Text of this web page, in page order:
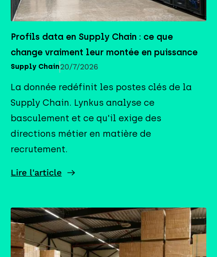
Profils data en Supply Chain : ce que
change vraiment leur montée en puissance
Supply Chain20/7/2026
La donnée redéfinit les postes clés de la
Supply Chain. Lynkus analyse ce
basculement et ce qu'il exige des
directions métier en matière de
recrutement.
Lire l'article